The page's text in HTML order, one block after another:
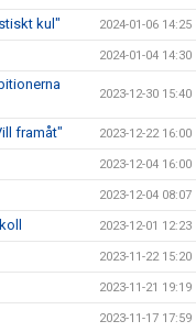
kul" 2024-01-06 14:25
2024-01-04 14:30
2023-12-30 15:40
framåt" 2023-12-22 16:00
2023-12-04 16:00
2023-12-04 08:07
2023-12-01 12:23
2023-11-22 15:20
2023-11-21 19:19
2023-11-17 17:59